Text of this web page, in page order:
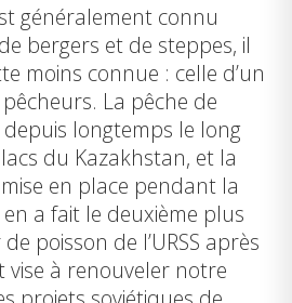
généralement connu
bergers et de steppes, il
moins connue : celle d’un
La pêche de
longtemps le long
du Kazakhstan, et la
en place pendant la
a fait le deuxième plus
poisson de l’URSS après
vise à renouveler notre